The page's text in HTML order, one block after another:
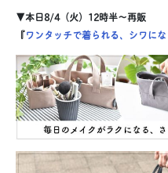
▼本日8/4（火）12時半〜再販
『ワンタッチで着られる、シワに